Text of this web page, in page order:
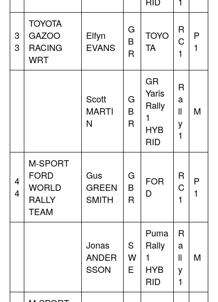
3
3
TOYOTA
GAZOO
RACING
WRT
Elfyn
EVANS
G
B
R
TOYO
TA
R
C
1
P
1
Scott
MARTI
N
G
B
R
GR
Yaris
Rally
1
HYB
RID
R
a
ll
y
1
M
4
4
M-SPORT
FORD
WORLD
RALLY
TEAM
Gus
GREEN
SMITH
G
B
R
FOR
D
R
C
1
P
1
Jonas
ANDER
SSON
S
W
E
Puma
Rally
1
HYB
RID
R
a
ll
y
1
M